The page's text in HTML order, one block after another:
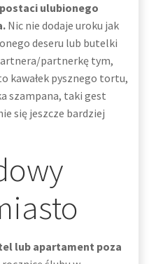
ulubionego
Nic nie dodaje uroku jak
deseru lub butelki
partnerkę tym,
kawałek pysznego tortu,
szampana, taki gest
się jeszcze bardziej
lub apartament poza